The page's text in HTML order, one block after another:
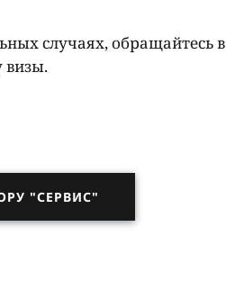
случаях, обращайтесь в
визы.
"СЕРВИС"